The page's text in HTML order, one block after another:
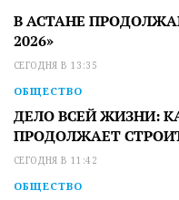
В АСТАНЕ
2026»
СЕГОДНЯ В 13:35
ОБЩЕСТВО
ДЕЛО ВСЕЙ ЖИЗНИ:
ПРОДОЛЖАЕТ
СЕГОДНЯ В 11:42
ОБЩЕСТВО